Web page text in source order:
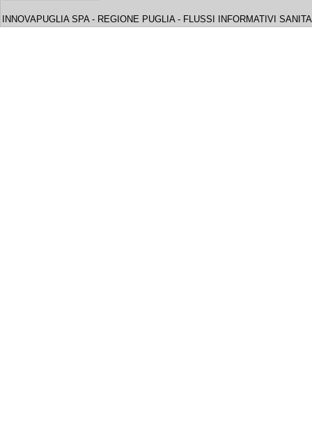
INNOVAPUGLIA SPA - REGIONE PUGLIA - FLUSSI INFORMATIVI